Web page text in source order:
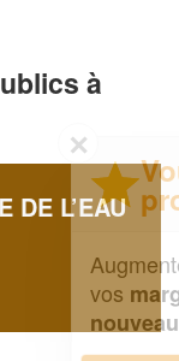
à
DE L’EAU
?
d'affaireset
de